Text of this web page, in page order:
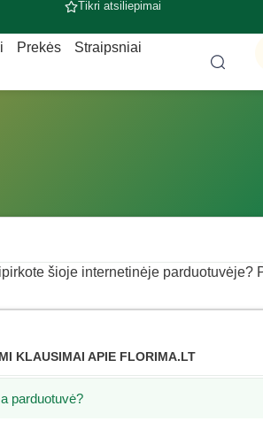
Tikri atsiliepimai
Prekės Straipsniai
šioje internetinėje parduotuvėje?
KLAUSIMAI APIE FLORIMA.LT
parduotuvė?